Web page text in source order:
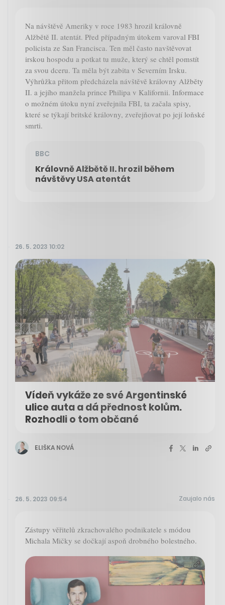
Na návštěvě Ameriky v roce 1983 hrozil královně
Alžbětě II. atentát. Před případným útokem varoval FBI
policista ze San Francisca. Ten měl často navštěvovat
irskou hospodu a potkat tu muže, který se chtěl pomstít
za svou dceru. Ta měla být zabita v Severním Irsku.
Výhrůžka přitom předcházela návštěvě královny Alžběty
II. a jejího manžela prince Philipa v Kalifornii. Informace
o možném útoku nyní zveřejnila FBI, ta začala spisy,
které se týkají britské královny, zveřejňovat po její loňské
smrti.
BBC
Královně Alžbětě II. hrozil během
návštěvy USA atentát
26. 5. 2023 10:02
Vídeň vykáže ze své Argentinské
ulice auta a dá přednost kolům.
Rozhodli o tom občané
ELIŠKA NOVÁ
26. 5. 2023 09:54 Zaujalo nás
Zástupy věřitelů zkrachovalého podnikatele s módou
Michala Mičky se dočkají aspoň drobného bolestného.